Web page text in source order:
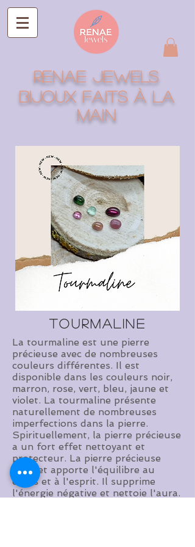
RENAE jEWELS
Bijoux faits à la
main
Tourmaline
La tourmaline est une pierre
précieuse avec de nombreuses
couleurs différentes. Il est
disponible dans les couleurs noir,
marron, rose, vert, bleu, jaune et
violet. La tourmaline présente
naturellement de nombreuses
imperfections dans la pierre.
Spirituellement, la pierre précieuse
a un fort effet nettoyant et
protecteur. La pierre précieuse
fond et apporte l'équilibre au
corps et à l'esprit. Il supprime
l'énergie négative et nettoie l'aura.